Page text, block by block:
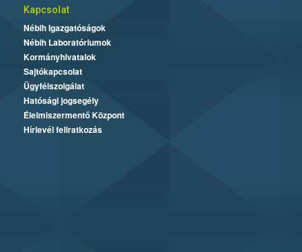
Kapcsolat
Nébih Igazgatóságok
Nébih Laboratóriumok
Kormányhivatalok
Sajtókapcsolat
Ügyfélszolgálat
Hatósági jogsegély
Élelmiszermentő Központ
Hírlevél feliratkozás